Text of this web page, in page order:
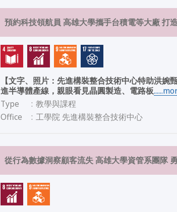
預約科技領航員 高雄大學攜手台積電等大廠 打
【文字、照片：先進構裝整合技術中心特助洪
進半導體產線，親眼看見晶圓製造、電路板
Type
: 教學與課程
Office
: 工學院 先進構裝整合技術中心
從行為數據洞察顧客流失 高雄大學資管系團隊